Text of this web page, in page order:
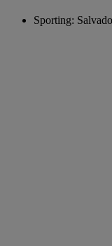
Sporting: